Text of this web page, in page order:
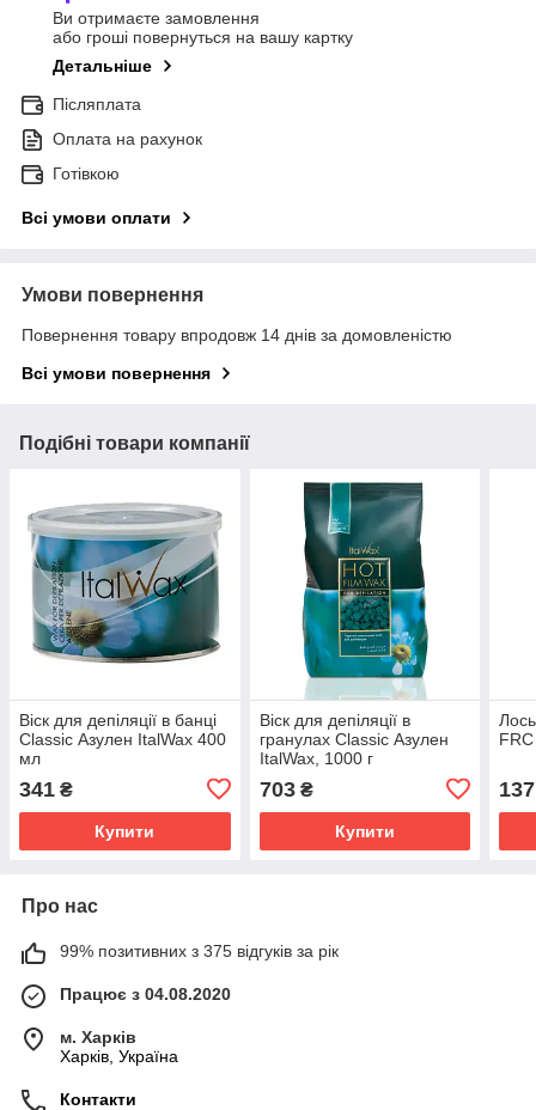
Ви отримаєте замовлення
або гроші повернуться на вашу картку
Детальніше
Післяплата
Оплата на рахунок
Готівкою
Всі умови оплати
Умови повернення
Повернення товару впродовж 14 днів за домовленістю
Всі умови повернення
Подібні товари компанії
Віск для депіляції в банці
Classic Азулен ItalWax 400
мл
341 ₴
Купити
Віск для депіляції в
гранулах Classic Азулен
ItalWax, 1000 г
703₴
Купити
137
Про нас
99% позитивних з 375 відгуків за рік
Працює з 04.08.2020
м. Харків
Харків, Україна
Контакти